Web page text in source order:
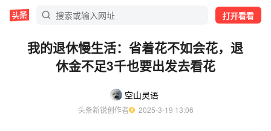
打开看看
我的退休慢生活：省着花不如会花，退
休金不足3千也要出发去看花
空山灵语
头条新锐创作者
  2025-3-19 13:06